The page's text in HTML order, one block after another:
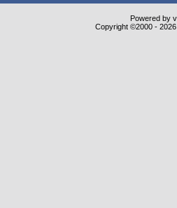
Powered by
Copyright ©2000 -